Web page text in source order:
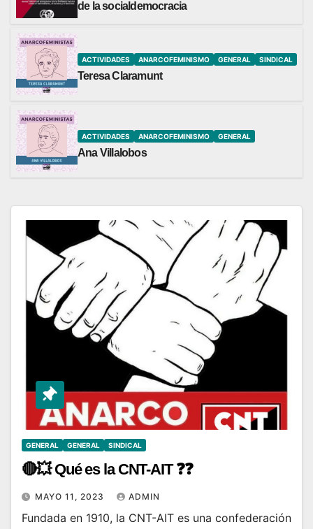
de la socialdemocracia
ACTIVIDADES ANARCOFEMINISMO GENERAL SINDICAL
Teresa Claramunt
ACTIVIDADES ANARCOFEMINISMO GENERAL
Ana Villalobos
GENERAL GENERAL SINDICAL
🔴💥 Qué es la CNT-AIT ❓❓
MAYO 11, 2023 ADMIN
Fundada en 1910, la CNT-AIT es una confederación